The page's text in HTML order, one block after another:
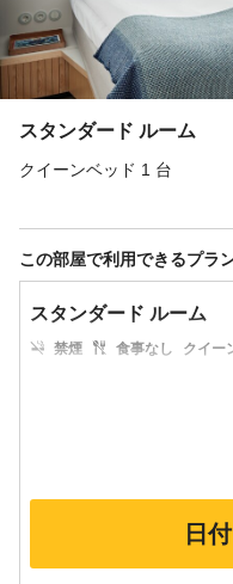
スタンダード ルーム
クイーンベッド 1 台
この部屋で利用できるプラ
スタンダード ルーム
禁煙 食事なし
クイー
日